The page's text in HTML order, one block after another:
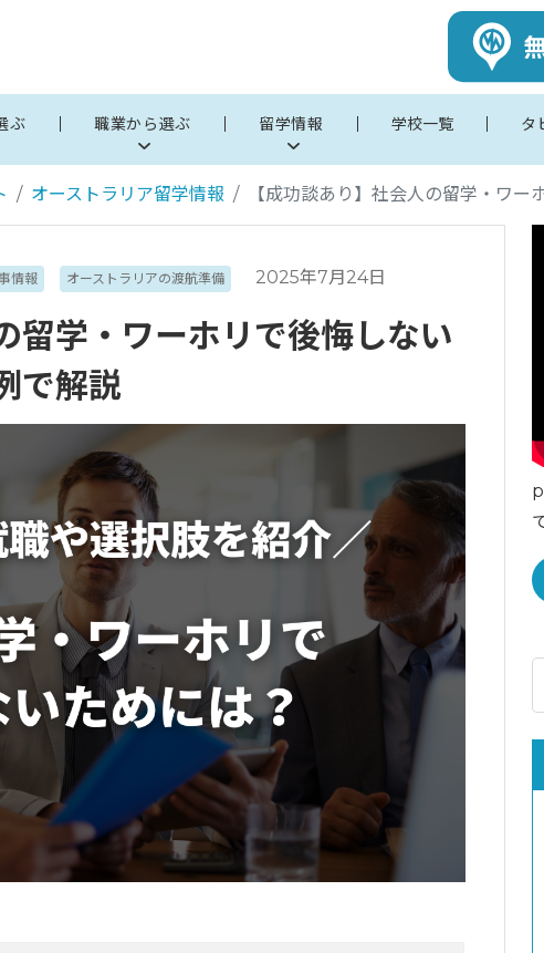
ぶ 職業から選ぶ 留学情報 学校一覧 タ
オーストラリア留学情報 【成功談あり】社会人の留学・ワ
情報 オーストラリアの渡航準備 2025年7月24日
留学・ワーホリで後悔しない
で解説